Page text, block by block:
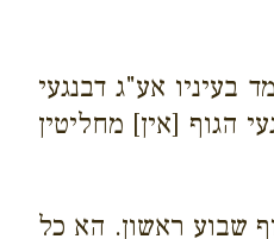
בעיניו אע"ג דבנגעי
הגוף [אין] מחליטין
שבוע ראשון. הא כל